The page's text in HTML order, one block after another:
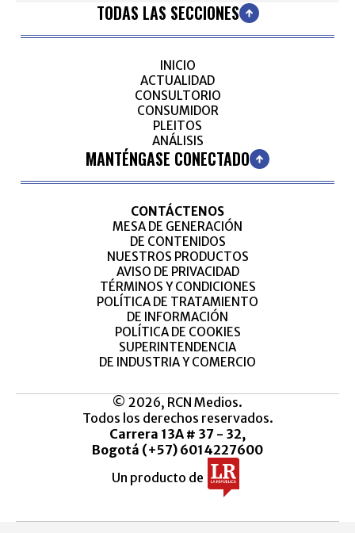
TODAS LAS SECCIONES
INICIO
ACTUALIDAD
CONSULTORIO
CONSUMIDOR
PLEITOS
ANÁLISIS
MANTÉNGASE CONECTADO
CONTÁCTENOS
MESA DE GENERACIÓN
DE CONTENIDOS
NUESTROS PRODUCTOS
AVISO DE PRIVACIDAD
TÉRMINOS Y CONDICIONES
POLÍTICA DE TRATAMIENTO
DE INFORMACIÓN
POLÍTICA DE COOKIES
SUPERINTENDENCIA
DE INDUSTRIA Y COMERCIO
© 2026, RCN Medios.
Todos los derechos reservados.
Carrera 13A # 37 - 32,
Bogotá (+57) 6014227600
Un producto de